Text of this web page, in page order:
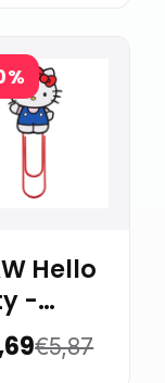
Hello
-
Clip
€5,87